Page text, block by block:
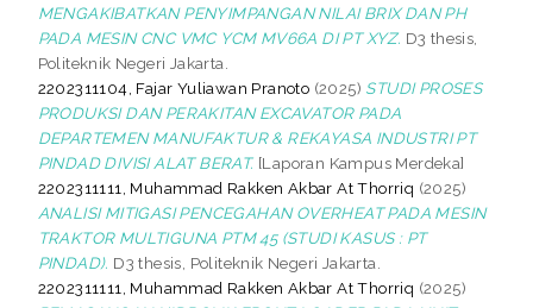
MENGAKIBATKAN PENYIMPANGAN NILAI BRIX DAN PH
PADA MESIN CNC VMC YCM MV66A DI PT XYZ. D3 thesis,
Politeknik Negeri Jakarta.
2202311104, Fajar Yuliawan Pranoto (2025) STUDI PROSES
PRODUKSI DAN PERAKITAN EXCAVATOR PADA
DEPARTEMEN MANUFAKTUR & REKAYASA INDUSTRI PT
PINDAD DIVISI ALAT BERAT. [Laporan Kampus Merdeka]
2202311111, Muhammad Rakken Akbar At Thorriq (2025)
ANALISI MITIGASI PENCEGAHAN OVERHEAT PADA MESIN
TRAKTOR MULTIGUNA PTM 45 (STUDI KASUS : PT
PINDAD). D3 thesis, Politeknik Negeri Jakarta.
2202311111, Muhammad Rakken Akbar At Thorriq (2025)